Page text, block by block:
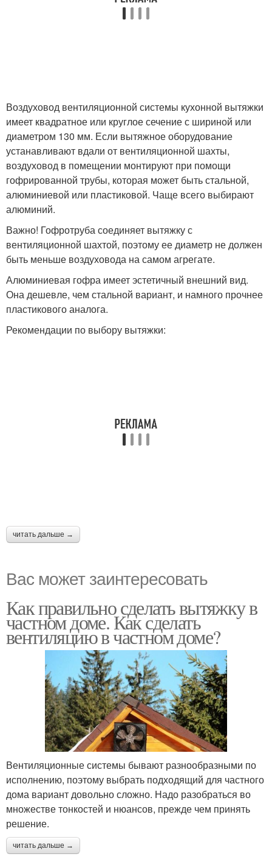
Воздуховод вентиляционной системы кухонной вытяжки
имеет квадратное или круглое сечение с шириной или
диаметром 130 мм. Если вытяжное оборудование
устанавливают вдали от вентиляционной шахты,
воздуховод в помещении монтируют при помощи
гофрированной трубы, которая может быть стальной,
алюминиевой или пластиковой. Чаще всего выбирают
алюминий.
Важно! Гофротруба соединяет вытяжку с
вентиляционной шахтой, поэтому ее диаметр не должен
быть меньше воздуховода на самом агрегате.
Алюминиевая гофра имеет эстетичный внешний вид.
Она дешевле, чем стальной вариант, и намного прочнее
пластикового аналога.
Рекомендации по выбору вытяжки:
читать дальше →
Вас может заинтересовать
Как правильно сделать вытяжку в
частном доме. Как сделать
вентиляцию в частном доме?
Вентиляционные системы бывают разнообразными по
исполнению, поэтому выбрать подходящий для частного
дома вариант довольно сложно. Надо разобраться во
множестве тонкостей и нюансов, прежде чем принять
решение.
читать дальше →